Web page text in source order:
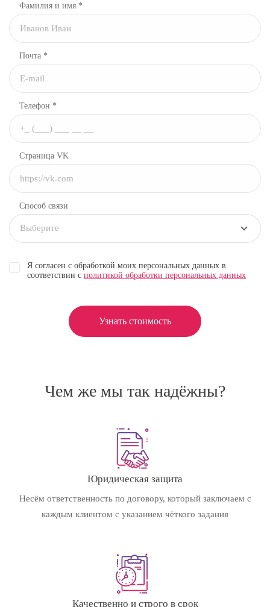
Фамилия и имя *
Почта *
Телефон *
Страница VK
Способ связи
Выберите
Я согласен с обработкой моих персональных данных в
соответствии с политикой обработки персональных данных
Узнать стоимость
Чем же мы так надёжны?
Юридическая защита
Несём ответственность по договору, который заключаем с
каждым клиентом с указанием чёткого задания
Качественно и строго в срок